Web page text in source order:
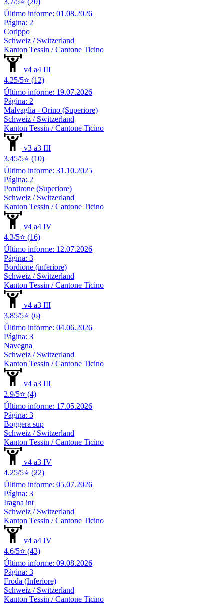
Último informe: 01.08.2026
Página: 2
Corippo
Schweiz / Switzerland
Kanton Tessin / Cantone Ticino
v4 a4 III
4.25/5⭐ (12)
Último informe: 19.07.2026
Página: 2
Malvaglia - Orino (Superiore)
Schweiz / Switzerland
Kanton Tessin / Cantone Ticino
v3 a3 III
3.45/5⭐ (10)
Último informe: 31.10.2025
Página: 2
Pontirone (Superiore)
Schweiz / Switzerland
Kanton Tessin / Cantone Ticino
v4 a4 IV
4.3/5⭐ (16)
Último informe: 12.07.2026
Página: 3
Bordione (inferiore)
Schweiz / Switzerland
Kanton Tessin / Cantone Ticino
v4 a3 III
3.85/5⭐ (6)
Último informe: 04.06.2026
Página: 3
Navegna
Schweiz / Switzerland
Kanton Tessin / Cantone Ticino
v4 a3 III
2.9/5⭐ (4)
Último informe: 17.05.2026
Página: 3
Boggera sup
Schweiz / Switzerland
Kanton Tessin / Cantone Ticino
v4 a3 IV
4.25/5⭐ (22)
Último informe: 05.07.2026
Página: 3
Iragna int
Schweiz / Switzerland
Kanton Tessin / Cantone Ticino
v4 a4 IV
4.6/5⭐ (43)
Último informe: 09.08.2026
Página: 3
Froda (Inferiore)
Schweiz / Switzerland
Kanton Tessin / Cantone Ticino